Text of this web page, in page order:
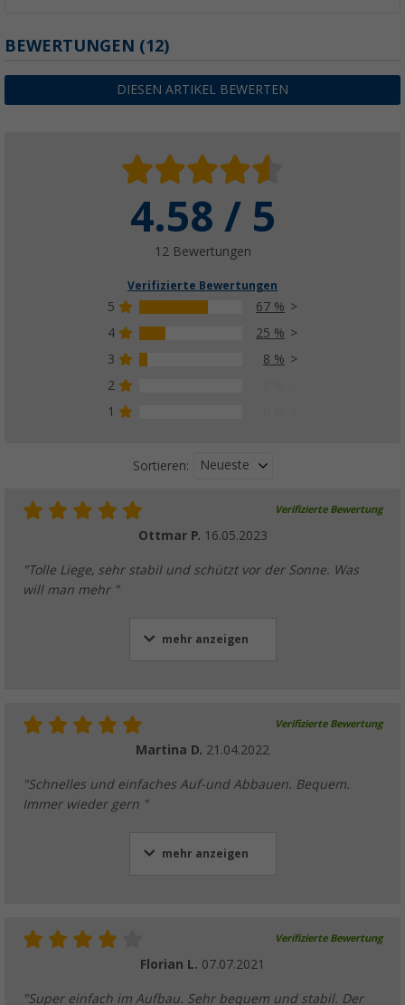
BEWERTUNGEN (12)
DIESEN ARTIKEL BEWERTEN
4.58 / 5
12 Bewertungen
Verifizierte Bewertungen
5
67 %
4
25 %
3
8 %
2
1
Sortieren: Neueste
Verifizierte Bewertung
Ottmar P. 16.05.2023
"Tolle Liege, sehr stabil und schützt vor der Sonne. Was
will man mehr "
mehr anzeigen
Verifizierte Bewertung
Martina D. 21.04.2022
"Schnelles und einfaches Auf-und Abbauen. Bequem.
Immer wieder gern "
mehr anzeigen
Verifizierte Bewertung
Florian L. 07.07.2021
"Super einfach im Aufbau. Sehr bequem und stabil. Der